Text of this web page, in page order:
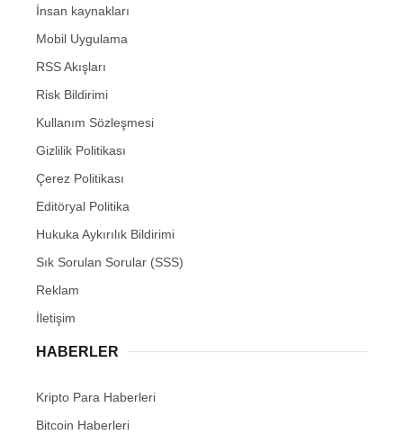
İnsan kaynakları
Mobil Uygulama
RSS Akışları
Risk Bildirimi
Kullanım Sözleşmesi
Gizlilik Politikası
Çerez Politikası
Editöryal Politika
Hukuka Aykırılık Bildirimi
Sık Sorulan Sorular (SSS)
Reklam
İletişim
HABERLER
Kripto Para Haberleri
Bitcoin Haberleri